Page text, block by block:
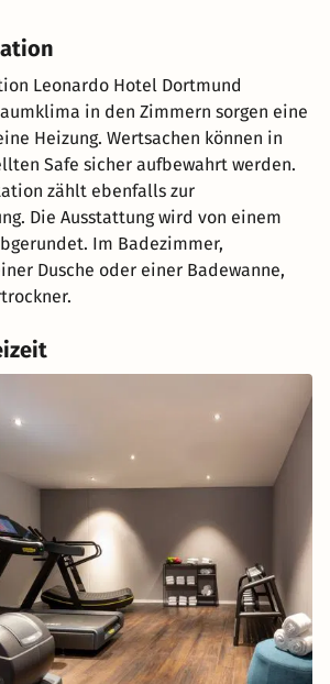
in den Zimmern sorgen eine
Heizung. Wertsachen können in
Safe sicher aufbewahrt werden.
zählt ebenfalls zur
Die Ausstattung wird von einem
Im Badezimmer,
Dusche oder einer Badewanne,